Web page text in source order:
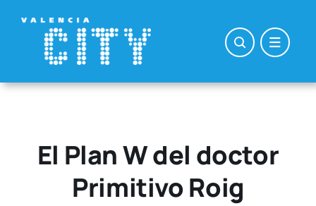
contenido
El Plan W del doctor
Primitivo Roig